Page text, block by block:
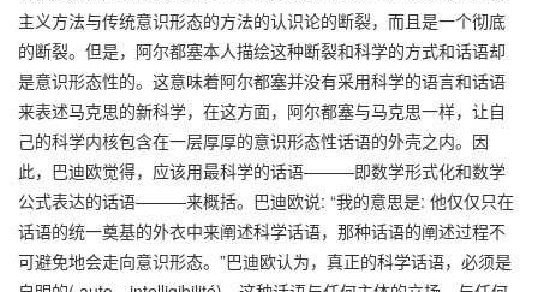
主义方法与传统意识形态的方法的认识论的断裂，而且是一个彻底
的断裂。但是，阿尔都塞本人描绘这种断裂和科学的方式和话语却
是意识形态性的。这意味着阿尔都塞并没有采用科学的语言和话语
来表述马克思的新科学，在这方面，阿尔都塞与马克思一样，让自
己的科学内核包含在一层厚厚的意识形态性话语的外壳之内。因
此，巴迪欧觉得，应该用最科学的话语———即数学形式化和数学
公式表达的话语———来概括。巴迪欧说: “我的意思是: 他仅仅只在
话语的统一奠基的外衣中来阐述科学话语，那种话语的阐述过程不
可避免地会走向意识形态。”巴迪欧认为，真正的科学话语，必须是